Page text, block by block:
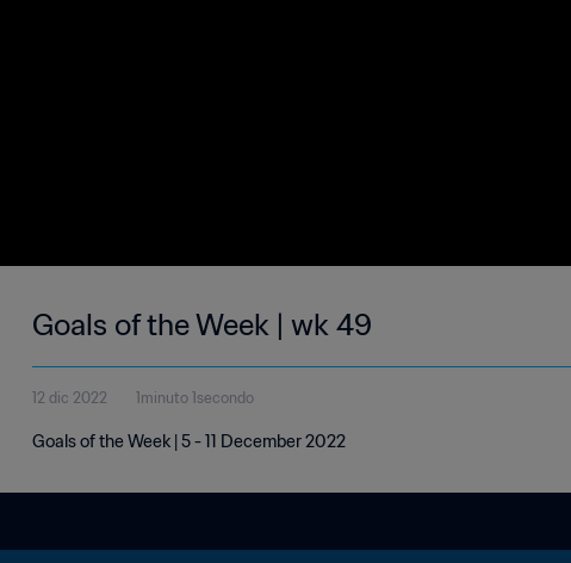
Goals of the Week | wk 49
12 dic 2022 1minuto 1secondo
Goals of the Week | 5 - 11 December 2022